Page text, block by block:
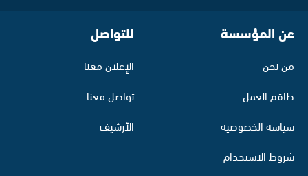
عن المؤسسة
من نحن
طاقم العمل
سياسة الخصوصية
شروط الاستخدام
للتواصل
الإعلان معنا
تواصل معنا
الأرشيف